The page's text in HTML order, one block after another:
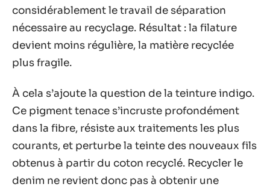
considérablement le travail de séparation
nécessaire au recyclage. Résultat : la filature
devient moins régulière, la matière recyclée
plus fragile.
À cela s’ajoute la question de la teinture indigo.
Ce pigment tenace s’incruste profondément
dans la fibre, résiste aux traitements les plus
courants, et perturbe la teinte des nouveaux fils
obtenus à partir du coton recyclé. Recycler le
denim ne revient donc pas à obtenir une